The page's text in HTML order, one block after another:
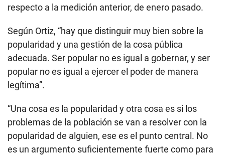
respecto a la medición anterior, de enero pasado.
Según Ortiz, “hay que distinguir muy bien sobre la
popularidad y una gestión de la cosa pública
adecuada. Ser popular no es igual a gobernar, y ser
popular no es igual a ejercer el poder de manera
legítima”.
“Una cosa es la popularidad y otra cosa es si los
problemas de la población se van a resolver con la
popularidad de alguien, ese es el punto central. No
es un argumento suficientemente fuerte como para